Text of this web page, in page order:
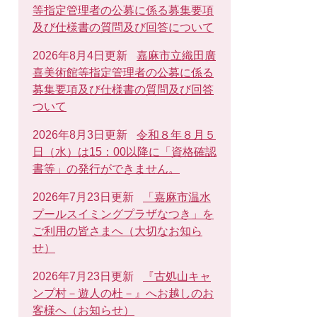
等指定管理者の公募に係る募集要項
及び仕様書の質問及び回答について
2026年8月4日更新
嘉麻市立織田廣
喜美術館等指定管理者の公募に係る
募集要項及び仕様書の質問及び回答
ついて
2026年8月3日更新
令和８年８月５
日（水）は15：00以降に「資格確認
書等」の発行ができません。
2026年7月23日更新
「嘉麻市温水
プールスイミングプラザなつき」を
ご利用の皆さまへ（大切なお知ら
せ）
2026年7月23日更新
『古処山キャ
ンプ村－遊人の杜－』へお越しのお
客様へ（お知らせ）